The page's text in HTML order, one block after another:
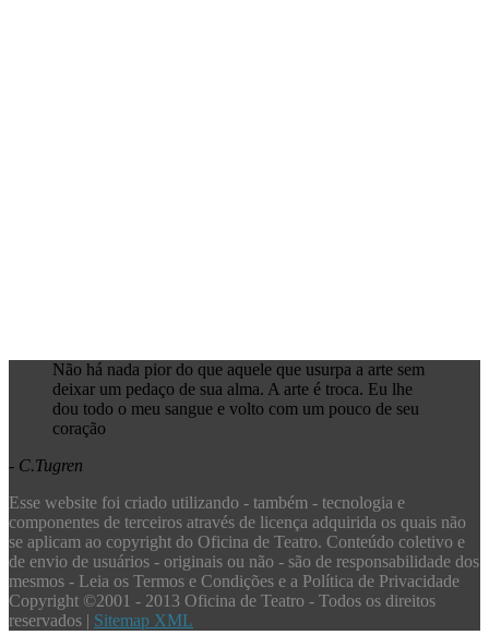
Não há nada pior do que aquele que usurpa a arte sem
deixar um pedaço de sua alma. A arte é troca. Eu lhe
dou todo o meu sangue e volto com um pouco de seu
coração
- C.Tugren
Esse website foi criado utilizando - também - tecnologia e
componentes de terceiros através de licença adquirida os quais não
se aplicam ao copyright do Oficina de Teatro. Conteúdo coletivo e
de envio de usuários - originais ou não - são de responsabilidade dos
mesmos - Leia os Termos e Condições e a Política de Privacidade
Copyright ©2001 - 2013 Oficina de Teatro - Todos os direitos
reservados | Sitemap XML